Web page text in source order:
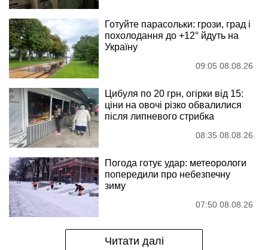
Готуйте парасольки: грози, град і
похолодання до +12° йдуть на
Україну
09:05 08.08.26
Цибуля по 20 грн, огірки від 15:
ціни на овочі різко обвалилися
після липневого стрибка
08:35 08.08.26
Погода готує удар: метеорологи
попередили про небезпечну
зиму
07:50 08.08.26
Читати далі